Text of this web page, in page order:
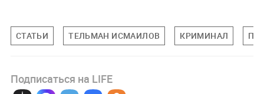
СТАТЬИ ТЕЛЬМАН ИСМАИЛОВ КРИМИНАЛ
Подписаться на LIFE